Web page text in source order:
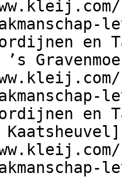
en
en